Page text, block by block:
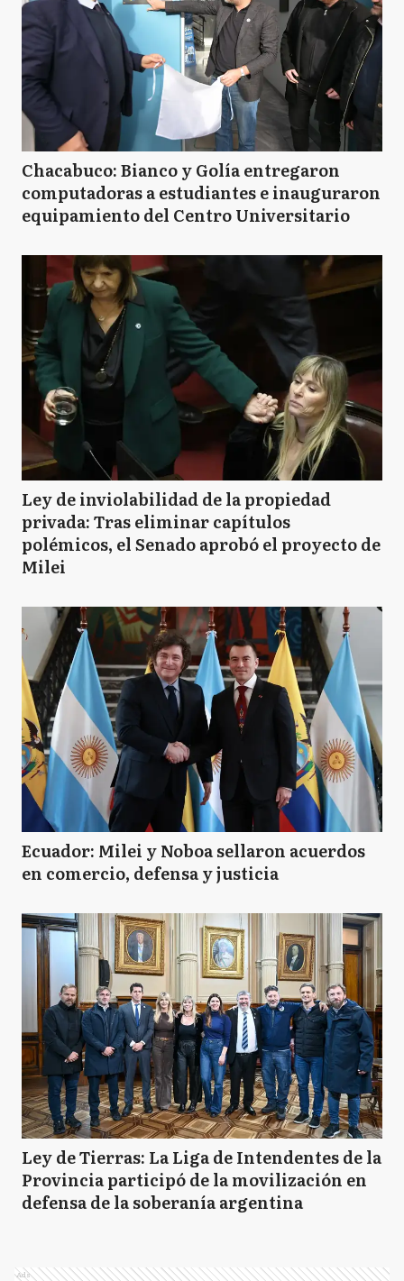
Chacabuco: Bianco y Golía entregaron
computadoras a estudiantes e inauguraron
equipamiento del Centro Universitario
Ley de inviolabilidad de la propiedad
privada: Tras eliminar capítulos
polémicos, el Senado aprobó el proyecto de
Milei
Ecuador: Milei y Noboa sellaron acuerdos
en comercio, defensa y justicia
Ley de Tierras: La Liga de Intendentes de la
Provincia participó de la movilización en
defensa de la soberanía argentina
Ads